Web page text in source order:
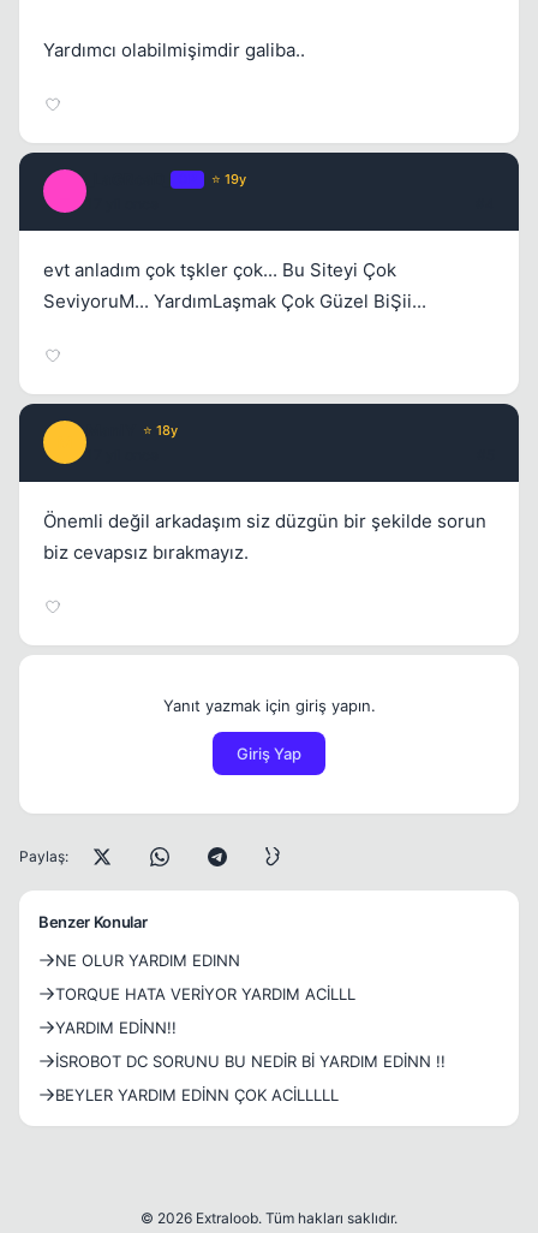
Yardımcı olabilmişimdir galiba..
⭐ 19y
evt anladım çok tşkler çok... Bu Siteyi Çok
SeviyoruM... YardımLaşmak Çok Güzel BiŞii...
⭐ 18y
Önemli değil arkadaşım siz düzgün bir şekilde sorun
biz cevapsız bırakmayız.
Yanıt yazmak için giriş yapın.
Giriş Yap
Paylaş:
Benzer Konular
NE OLUR YARDIM EDINN
TORQUE HATA VERİYOR YARDIM ACİLLL
YARDIM EDİNN!!
İSROBOT DC SORUNU BU NEDİR Bİ YARDIM EDİNN !!
BEYLER YARDIM EDİNN ÇOK ACİLLLLL
© 2026 Extraloob. Tüm hakları saklıdır.